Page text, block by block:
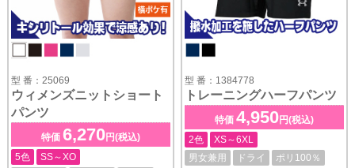
型 番：25069
ウィメンズニットショート
パンツ
特価 6,270円(税込)
5色
SS～XO
型 番：1384778
トレーニングハーフパンツ
特価 4,950円(税込)
2色
XS～6XL
男女兼用
ドライ
ポリ100％